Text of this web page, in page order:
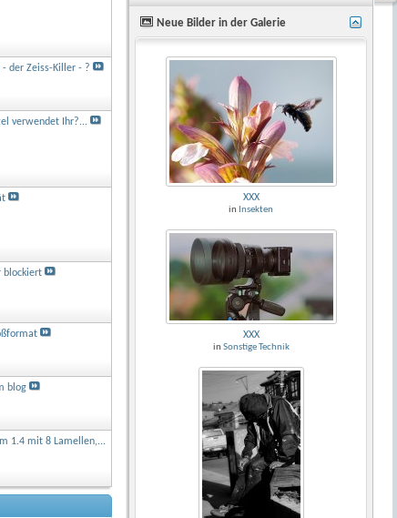
der Zeiss-Killer - ?
verwendet Ihr?...
blockiert
blog
1.4 mit 8 Lamellen,...
Neue Bilder in der Galerie
XXX
in Insekten
XXX
in Sonstige Technik